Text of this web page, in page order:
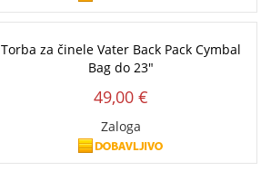
Torba za činele Vater Back Pack Cymbal
Bag do 23"
49,00 €
Zaloga